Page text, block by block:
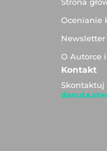
Ocenianie
Newsletter
O Autorce
Kontakt
Skontaktuj